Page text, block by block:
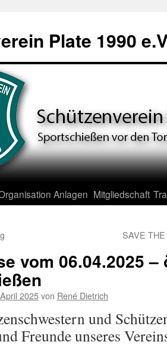
Plate 1990
Anlagen Mitgliedschaft
SAVE
vom 06.04.2025
2025von René Dietrich
und
Freunde unseres